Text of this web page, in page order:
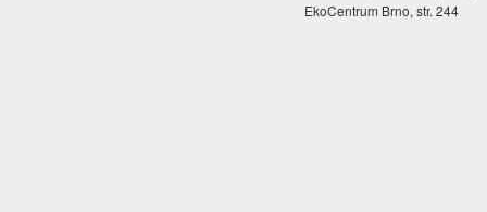
EkoCentrum Brno, str. 244